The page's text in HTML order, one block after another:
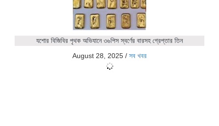
যশোর বিজিবির পৃথক অভিযানে ৩৬পিস স্বর্ণের বারসহ গ্রেপ্তার তিন
August 28, 2025 / সব খবর